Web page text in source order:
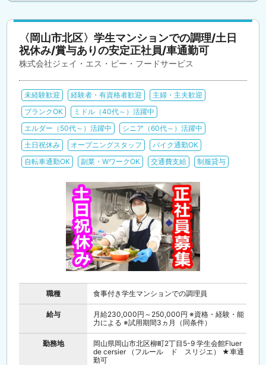
〈岡山市北区〉学生マンションでの調理/土日
祝休み/賞与ありの安定正社員/車通勤可
株式会社ジェイ・エス・ビー・フードサービス
未経験歓迎 経験者・有資格者歓迎
主婦・主夫歓迎
ブランクOK
ミドル（40代～）活躍中
エルダー（50代～）活躍中
シニア（60代～）活躍中
土日祝休み
オープニングスタッフ
バイク通勤OK
自転車通勤OK
副業・WワークOK 交通費支給 制服貸与
職種 食事付き学生マンションでの調理員
給与
月給230,000円～250,000円 ※資格・経験・能
力による ※試用期間3ヵ月（同条件）
勤務地
岡山県岡山市北区柳町2丁目5-9 学生会館Fluer
de cersier （フルール ド スリジエ） ★車通
勤可